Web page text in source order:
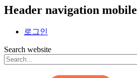
Header navigation mobile
로그인
Search website